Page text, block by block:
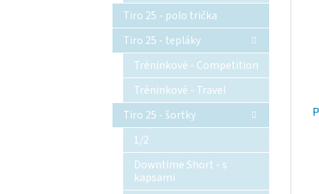
Tiro 25 - polo trička
Tiro 25 - tepláky
Tréninkové - Competition
Tréninkové - Travel
Tiro 25 - šortky
1/2
Downtime Short - s
kapsami